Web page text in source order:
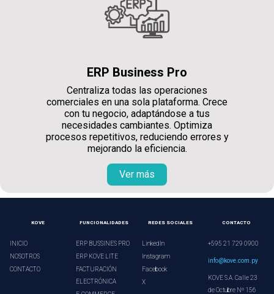
ERP Business Pro
Centraliza todas las operaciones
comerciales en una sola plataforma. Crece
con tu negocio, adaptándose a tus
necesidades cambiantes. Optimiza
procesos repetitivos, reduciendo errores y
mejorando la eficiencia.
Ver más
KOVE
INICIO
NOSOTROS
CONTACTO
FUNCIONALIDADES
ERP BUSSINES PRO
ERP KOVE LITE
FACTURACIÓN
ELECTRÓNICA
REDES SOCIALES
LinkedIn
Instagram
Facebook
X
CONTACTO
+595 21 729 0900
info@kove.com.py
KOVE S.A. Calle 23
de Octubre Nº 156